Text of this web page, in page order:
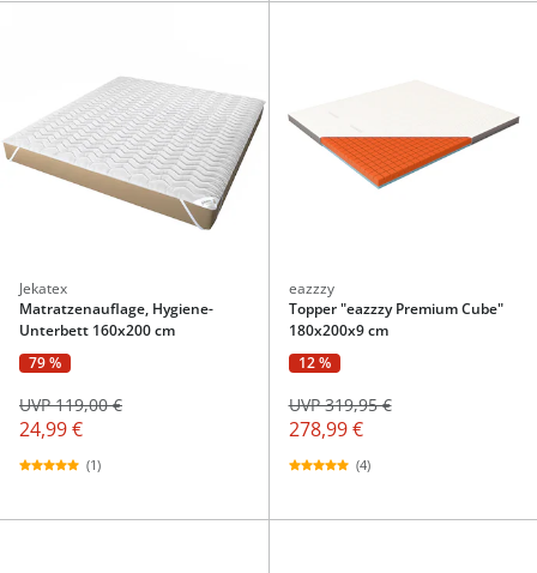
Jekatex
Matratzenauflage, Hygiene-
Unterbett 160x200 cm
79 %
24,99 €
UVP 119,00 €
(1)
eazzzy
Topper "eazzzy Premium Cube"
180x200x9 cm
12 %
278,99 €
UVP 319,95 €
(4)